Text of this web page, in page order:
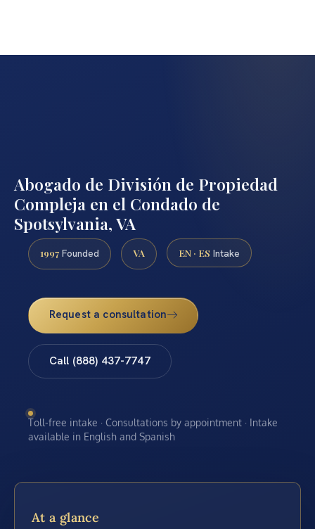
Abogado de División de Propiedad
Compleja en el Condado de
Spotsylvania, VA
1997 Founded VA EN · ES Intake
Request a consultation
Call (888) 437-7747
Toll-free intake · Consultations by appointment · Intake
available in English and Spanish
At a glance